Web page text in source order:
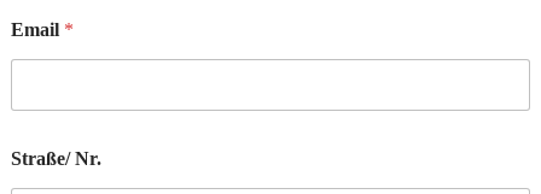
Email *
Straße/ Nr.